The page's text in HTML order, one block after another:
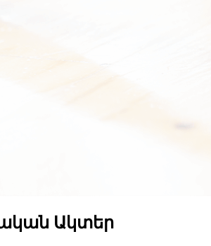
Ակտեր